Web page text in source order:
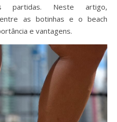
partidas. Neste artigo,
as botinhas e o beach
e vantagens.